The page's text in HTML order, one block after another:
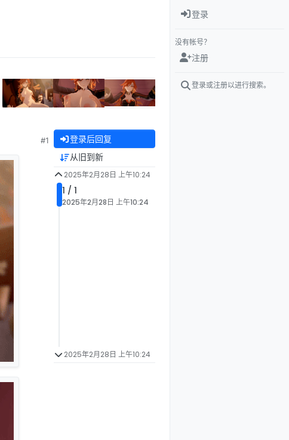
#1 登录后回复
从旧到新
2025年2月28日 上午10:24
1 / 1
2025年2月28日 上午10:24
2025年2月28日 上午10:24
登录
没有帐号？
注册
登录或注册以进行搜索。